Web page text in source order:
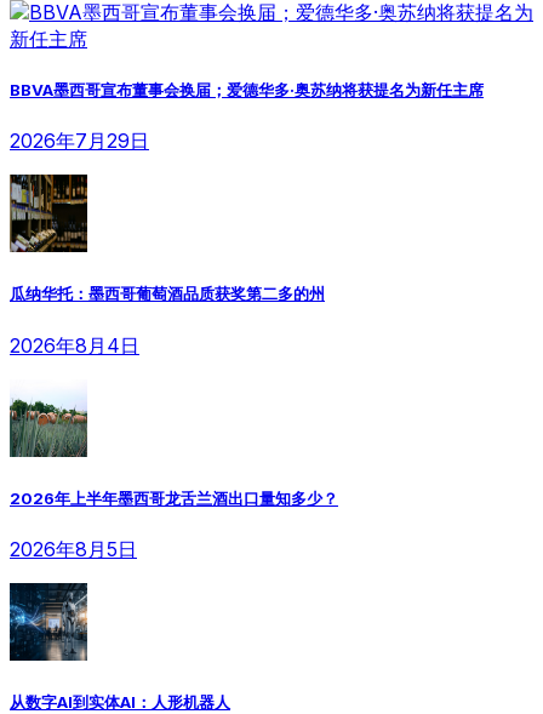
BBVA墨西哥宣布董事会换届；爱德华多·奥苏纳将获提名为新任主席
2026年7月29日
瓜纳华托：墨西哥葡萄酒品质获奖第二多的州
2026年8月4日
2026年上半年墨西哥龙舌兰酒出口量知多少？
2026年8月5日
从数字AI到实体AI：人形机器人